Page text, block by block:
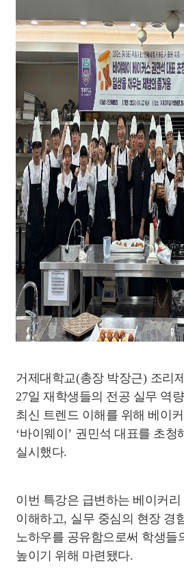
거제대학교(총장 박장근) 조리
27일 재학생들의 전공 실무 역
최신 트렌드 이해를 위해 베이
‘바이웨이’ 권민석 대표를 초청
실시했다.
이번 특강은 급변하는 베이커
이해하고, 실무 중심의 현장 경
노하우를 공유함으로써 학생들
높이기 위해 마련됐다.